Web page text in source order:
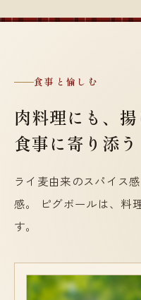
食事と愉しむ
肉料理にも、揚
食事に寄り添う
ライ麦由来のスパイス
感。 ピグボールは、料
す。